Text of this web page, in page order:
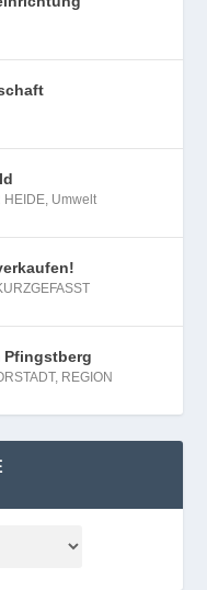
HEIDE Umwelt
Pfingstberg
, REGION